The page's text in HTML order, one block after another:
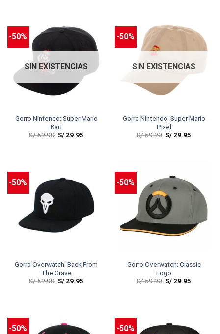
-50%
SIN EXISTENCIAS
Gorro Nintendo: Super Mario
Kart
S/59.90 S/ 29.95
-50%
SIN EXISTENCIAS
Gorro Nintendo: Super Mario
Pixel
S/59.90 S/ 29.95
-50%
Gorro Overwatch: Back From
The Grave
S/59.90 S/ 29.95
-50%
Gorro Overwatch: Classic
Logo
S/59.90 S/ 29.95
-50% -50%